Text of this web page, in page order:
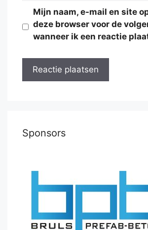
Mijn naam, e-mail en site
deze browser voor de
wanneer ik een reactie
Sponsors